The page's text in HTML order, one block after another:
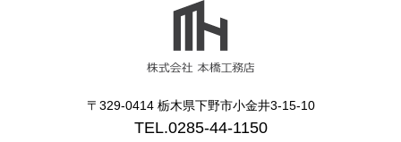
〒329-0414 栃木県下野市小金井3-15-10
TEL.0285-44-1150